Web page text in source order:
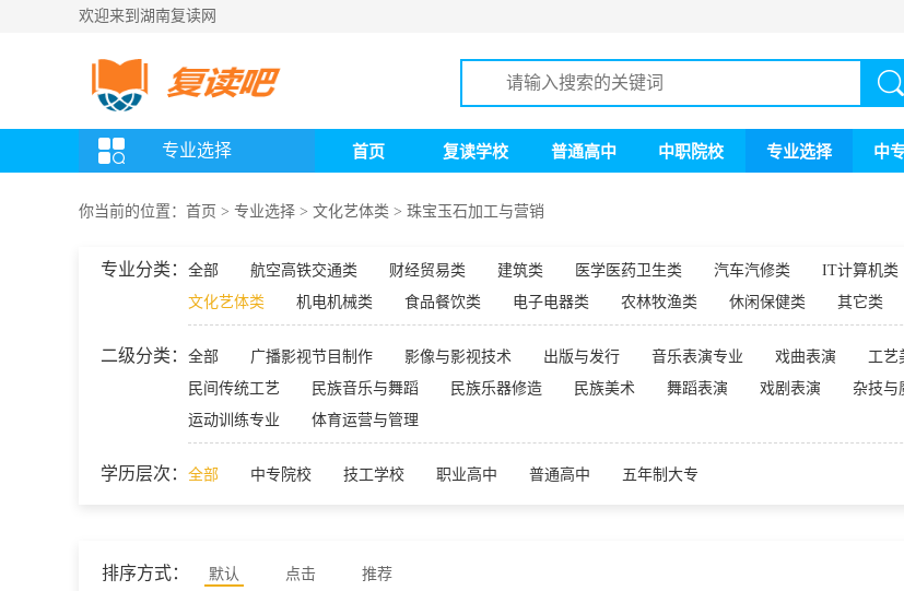
欢迎来到湖南复读网
专业选择 首页 复读学校 普通高中 中职院校 专业选择 中
你当前的位置： 首页 > 专业选择 > 文化艺体类 > 珠宝玉石加工与营销
专业分类： 全部 航空高铁交通类 财经贸易类 建筑类 医学医药卫生类 汽车汽修类 IT计算机类
文化艺体类
机电机械类 食品餐饮类 电子电器类 农林牧渔类 休闲保健类 其它类
二级分类： 全部 广播影视节目制作 影像与影视技术 出版与发行 音乐表演专业 戏曲表演 工艺
民间传统工艺
民族音乐与舞蹈 民族乐器修造 民族美术 舞蹈表演 戏剧表演 杂技与
运动训练专业
体育运营与管理
学历层次： 全部 中专院校 技工学校 职业高中 普通高中 五年制大专
排序方式： 默认 点击 推荐